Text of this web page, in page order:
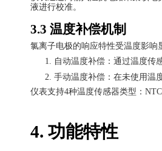
液进行校准。
3.3 温度补偿机制
氯离子电极的响应特性受温度影
1. 自动温度补偿：通过温度传
2. 手动温度补偿：在未使用温
仪表支持4种温度传感器类型：
4. 功能特性